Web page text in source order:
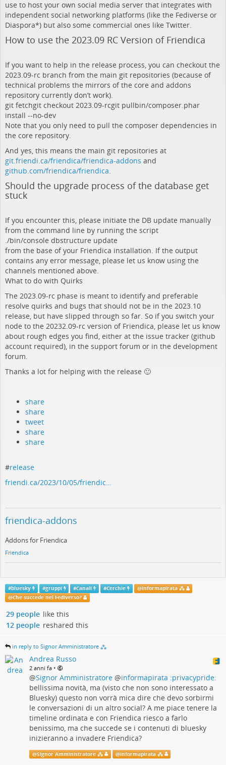
use to host your own social media server that integrates with
independent social networking platforms (like the Fediverse or
Diaspora*) but also some commercial ones like Twitter.
How to use the 2023.09 RC Version of Friendica
If you want to help in the release process, you can checkout the
2023.09-rc branch from the main git repositories (because of
technical problems the mirrors of the core and addons
repository currently don’t work).
git fetchgit checkout 2023.09-rcgit pullbin/composer.phar
install --no-dev
Note that you only need to pull the composer dependencies in
the core repository.
And yes, this means the main git repositories at
git.friendi.ca/friendica/friendica-addons and
github.com/friendica/friendica.
Should the upgrade process of the database get
stuck
If you encounter this, please initiate the DB update manually
from the command line by running the script
./bin/console dbstructure update
from the base of your Friendica installation. If the output
contains any error message, please let us know using the
channels mentioned above.
What to do with Quirks
The 2023.09-rc phase is meant to identify and preferable
resolve quirks and bugs that should not be in the 2023.10
release, but have slipped through so far. So if you switch your
node to the 20232.09-rc version of Friendica, please let us know
about rough edges you find, either at the issue tracker (github
account required), in the support forum or in the development
forum.
Thanks a lot for helping with the release 🙂
share
share
tweet
share
share
#release
friendi.ca/2023/10/05/friendic…
friendica-addons
Addons for Friendica
Friendica
#bluesky #gruppi #Canali #Cerchie @informapirata ⁂
@Che succede nel Fediverso?
29 people like this
12 people reshared this
in reply to Signor Amministratore ⁂
Andrea Russo
2 anni fa •
@Signor Amministratore @informapirata :privacypride:
bellissima novità, ma (visto che non sono interessato a
Bluesky) questo non vorrà mica dire che devo sorbirmi
le conversazioni di un altro social? A me piace tenere la
timeline ordinata e con Friendica riesco a farlo
benissimo, ma che succede se i contenuti di bluesky
inizieranno a invadere Friendica?
@Signor Amministratore ⁂ @informapirata ⁂